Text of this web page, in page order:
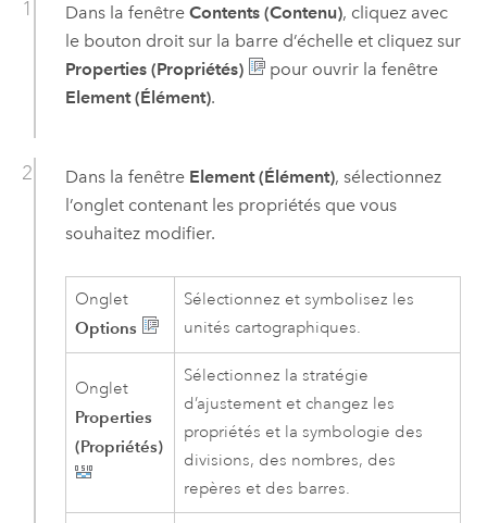
Dans la fenêtre Contents (Contenu), cliquez avec
le bouton droit sur la barre d’échelle et cliquez sur
Properties (Propriétés)
pour ouvrir la fenêtre
Element (Élément).
Dans la fenêtre Element (Élément), sélectionnez
l’onglet contenant les propriétés que vous
souhaitez modifier.
Onglet
Options
Sélectionnez et symbolisez les
unités cartographiques.
Onglet
Properties
(Propriétés)
Sélectionnez la stratégie
d’ajustement et changez les
propriétés et la symbologie des
divisions, des nombres, des
repères et des barres.